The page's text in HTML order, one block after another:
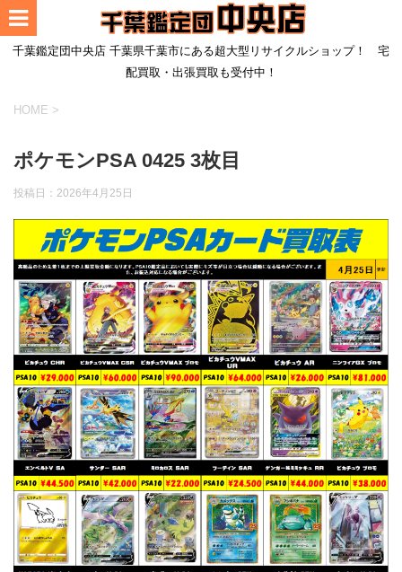
千葉鑑定団中央店 千葉県千葉市にある超大型リサイクルショップ！ 宅
配買取・出張買取も受付中！
HOME >
ポケモンPSA 0425 3枚目
投稿日： 2026年4月25日